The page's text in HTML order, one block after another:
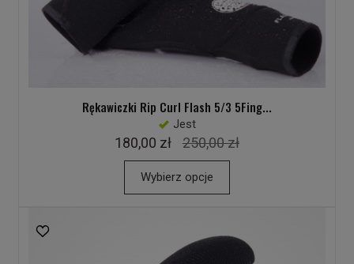
Rękawiczki Rip Curl Flash 5/3 5Fing...
Jest
180,00 zł 250,00 zł
Wybierz opcje